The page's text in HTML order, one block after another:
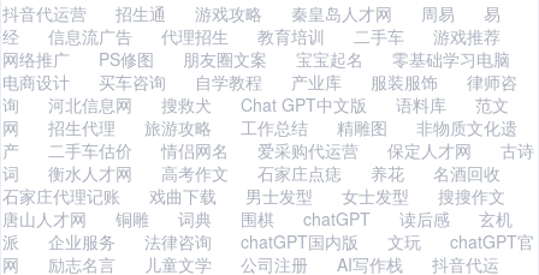
抖音代运营 招生通 游戏攻略 秦皇岛人才网 周易
易
经
信息流广告 代理招生 教育培训 二手车
游戏推荐
网络推广
PS修图 朋友圈文案 宝宝起名
零基础学习电脑
电商设计
买车咨询 自学教程 产业库 服装服饰
律师咨
询
河北信息网 搜救犬 Chat GPT中文版 语料库
范文
网
招生代理 旅游攻略 工作总结 精雕图
非物质文化遗
产
二手车估价 情侣网名 爱采购代运营 保定人才网
古诗
词
衡水人才网 高考作文 石家庄点痣 养花
名酒回收
石家庄代理记账
戏曲下载 男士发型 女士发型
搜搜作文
唐山人才网
铜雕 词典 围棋 chatGPT 读后感
玄机
派
企业服务 法律咨询 chatGPT国内版 文玩
chatGPT官
网
励志名言 儿童文学 公司注册 AI写作栈 抖音代运